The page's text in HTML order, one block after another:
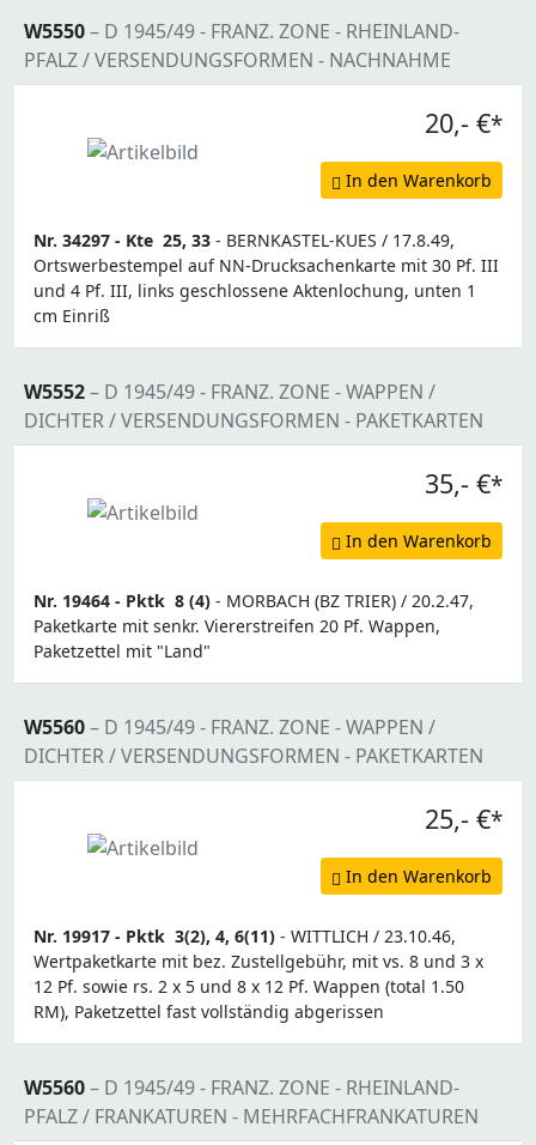
W5550– D 1945/49 - FRANZ. ZONE - RHEINLAND-
PFALZ / VERSENDUNGSFORMEN - NACHNAHME
20,- €*
In den Warenkorb
Nr. 34297 - Kte 25, 33 - BERNKASTEL-KUES / 17.8.49,
Ortswerbestempel auf NN-Drucksachenkarte mit 30 Pf. III
und 4 Pf. III, links geschlossene Aktenlochung, unten 1
cm Einriß
W5552– D 1945/49 - FRANZ. ZONE - WAPPEN /
DICHTER / VERSENDUNGSFORMEN - PAKETKARTEN
35,- €*
In den Warenkorb
Nr. 19464 - Pktk 8 (4) - MORBACH (BZ TRIER) / 20.2.47,
Paketkarte mit senkr. Viererstreifen 20 Pf. Wappen,
Paketzettel mit "Land"
W5560– D 1945/49 - FRANZ. ZONE - WAPPEN /
DICHTER / VERSENDUNGSFORMEN - PAKETKARTEN
25,- €*
In den Warenkorb
Nr. 19917 - Pktk 3(2), 4, 6(11) - WITTLICH / 23.10.46,
Wertpaketkarte mit bez. Zustellgebühr, mit vs. 8 und 3 x
12 Pf. sowie rs. 2 x 5 und 8 x 12 Pf. Wappen (total 1.50
RM), Paketzettel fast vollständig abgerissen
W5560– D 1945/49 - FRANZ. ZONE - RHEINLAND-
PFALZ / FRANKATUREN - MEHRFACHFRANKATUREN